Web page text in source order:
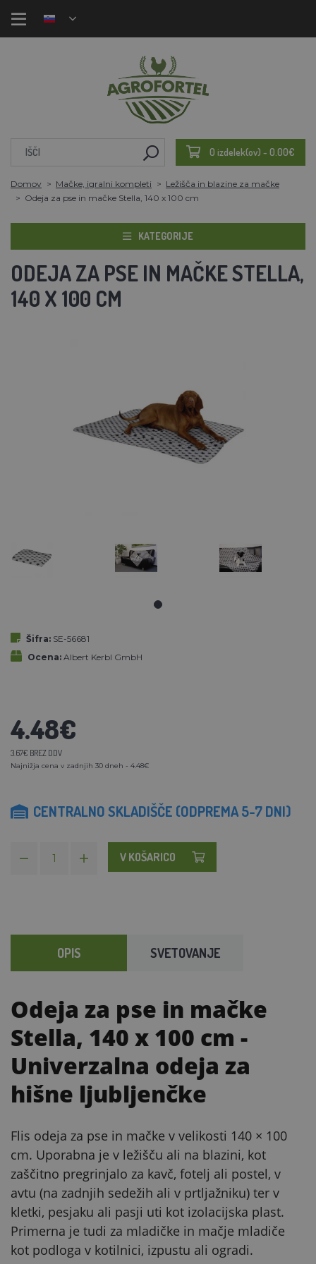
0 izdelek(ov) - 0.00€
Domov Mačke, igralni kompleti
Ležišča in blazine za mačke
Odeja za pse in mačke Stella, 140 x 100 cm
KATEGORIJE
ODEJA ZA PSE IN MAČKE STELLA,
140 X 100 CM
Šifra: SE-56681
Ocena: Albert Kerbl GmbH
4.48€
3.67€ BREZ DDV
Najnižja cena v zadnjih 30 dneh - 4.48€
CENTRALNO SKLADIŠČE (ODPREMA 5-7 DNI)
V KOŠARICO
OPIS SVETOVANJE
Odeja za pse in mačke
Stella, 140 x 100 cm -
Univerzalna odeja za
hišne ljubljenčke
Flis odeja za pse in mačke v velikosti 140 × 100
cm. Uporabna je v ležišču ali na blazini, kot
zaščitno pregrinjalo za kavč, fotelj ali postel, v
avtu (na zadnjih sedežih ali v prtljažniku) ter v
kletki, pesjaku ali pasji uti kot izolacijska plast.
Primerna je tudi za mladičke in mačje mladiče
kot podloga v kotilnici, izpustu ali ogradi.